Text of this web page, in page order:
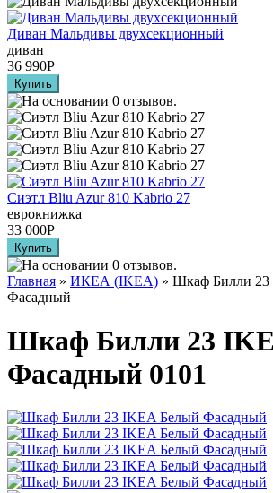
Диван Мальдивы двухсекционный
диван
36 990Р
Сиэтл Bliu Azur 810 Kabrio 27
еврокнижка
33 000Р
Главная » ИКЕА (IKEA) » Шкаф Билли
Фасадный
Шкаф Билли 23
Фасадный 0101